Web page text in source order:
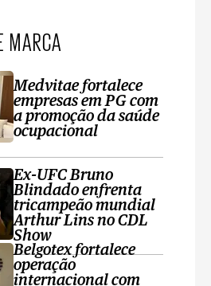
MARCA
Medvitae fortalece
empresas em PG com
a promoção da saúde
ocupacional
Ex-UFC Bruno
Blindado enfrenta
tricampeão mundial
Arthur Lins no CDL
Show
Belgotex fortalece
operação
internacional com